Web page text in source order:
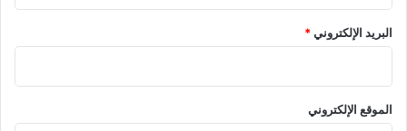
البريد الإلكتروني*
الموقع الإلكتروني